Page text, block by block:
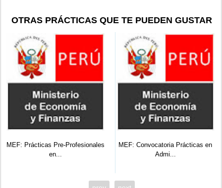
OTRAS PRÁCTICAS QUE TE PUEDEN GUSTAR
MEF: Prácticas Pre-Profesionales
en...
MEF: Convocatoria Prácticas en
Admi...